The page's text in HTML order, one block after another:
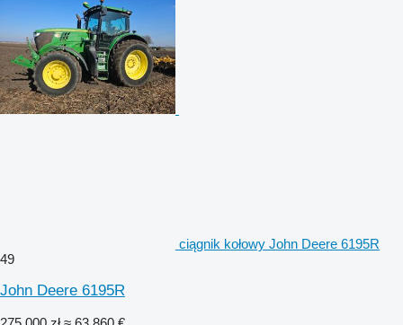
ciągnik kołowy John Deere 6195R
49
John Deere 6195R